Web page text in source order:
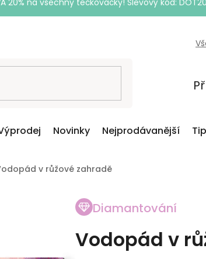
20% na všechny tečkovačky! Slevový kód:
Novinky Nejprodávanější
v růžové zahradě
Diamantování
Vodopád v